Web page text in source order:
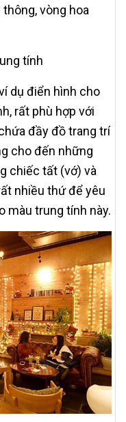
vòng hoa
tính
dụ điển hình cho
rất phù hợp với
đầy đồ trang trí
cho đến những
chiếc tất (vớ) và
nhiều thứ để yêu
màu trung tính này.